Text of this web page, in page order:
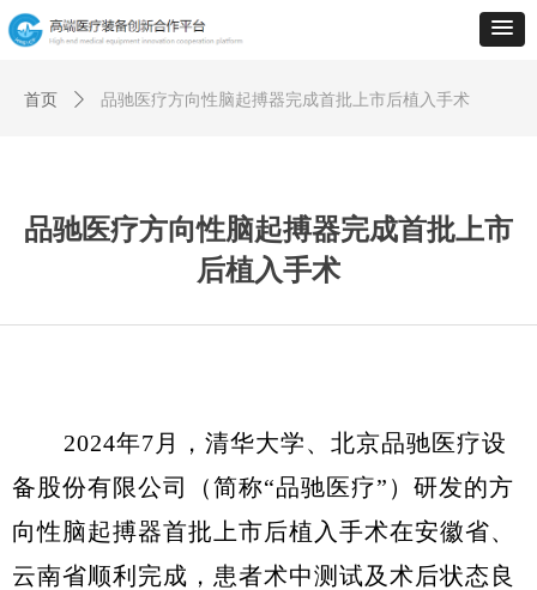
品驰医疗方向性脑起搏器完成首批上市
后植入手术
2024年7月
，清华大学、北京品驰医疗设
备股份有限公司（简称“品驰医疗”）研发的方
向性脑起搏器首批上市后植入手术在安徽省、
云南省顺利完成，患者术中测试及术后状态良
首页 ꄲ 品驰医疗方向性脑起搏器完成首批上市后植入手术